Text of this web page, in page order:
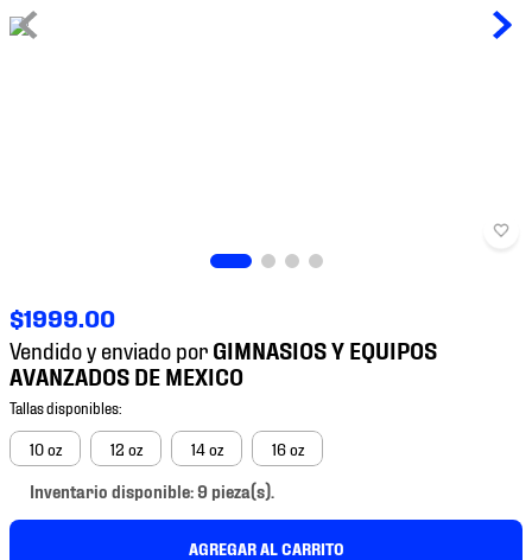
$1999.00
Vendido y enviado por
10 oz 12 oz 14 oz 16 oz
Inventario disponible: 9 pieza(s).
AGREGAR AL CARRITO
7.